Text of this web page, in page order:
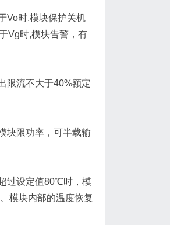
Vo时,模块保护关机
Vg时,模块告警，有
限流不大于40%额定
块限功率，可半载输
过设定值80℃时，模
模块内部的温度恢复